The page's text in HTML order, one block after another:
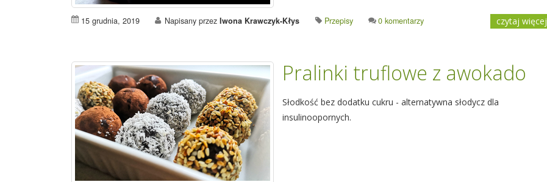
15 grudnia, 2019 Napisany przez Iwona Krawczyk-Kłys Przepisy 0 komentarzy czytaj więcej
Pralinki truflowe z awokado
Słodkość bez dodatku cukru - alternatywna słodycz dla
insulinoopornych.